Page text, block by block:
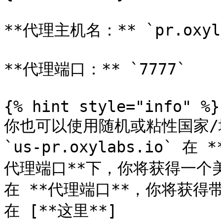
**代理主机名：**
**代理端口：** `7777`
{% hint style="info" %}
你也可以使用随机或粘性国家
`us-pr.oxylabs.io` 在 **
代理端口**下，你将获得一
在 **代理端口**，你将获得
在 [**这里**]